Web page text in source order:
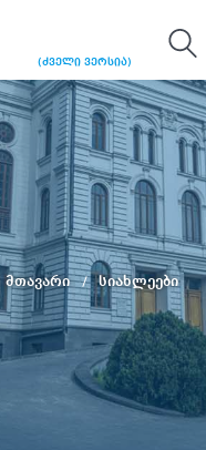
(ძველი ვერსია)
მთავარი სიახლეები